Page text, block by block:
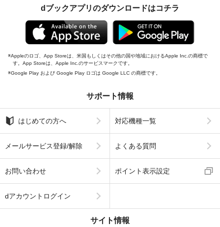
dブックアプリのダウンロードはコチラ
Appleのロゴ、App Storeは、米国もしくはその他の国や地域におけるApple Inc.の商標で
す。App Storeは、Apple Inc.のサービスマークです。
Google Play および Google Play ロゴは Google LLC の商標です。
サポート情報
はじめての方へ 対応機種一覧
メールサービス登録/解除 よくある質問
お問い合わせ ポイント表示設定
dアカウントログイン
サイト情報